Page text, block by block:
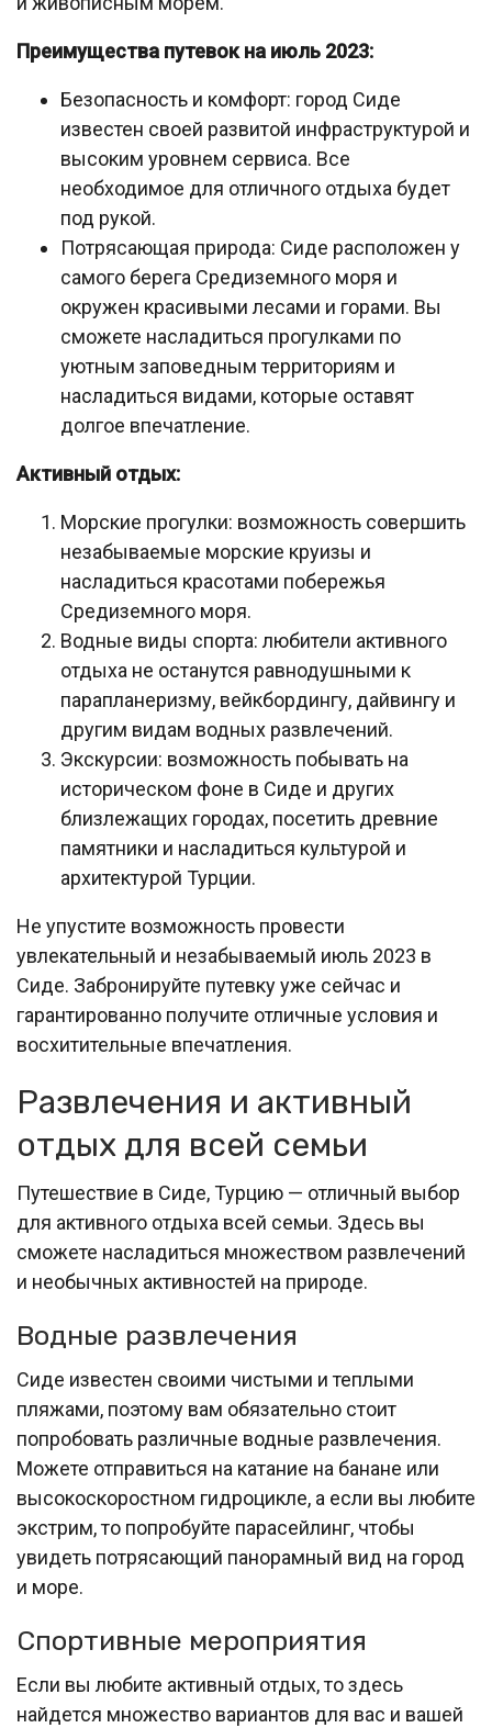
Преимущества путевок на июль 2023:
Безопасность и комфорт: город Сиде
известен своей развитой инфраструктурой и
высоким уровнем сервиса. Все
необходимое для отличного отдыха будет
под рукой.
Потрясающая природа: Сиде расположен у
самого берега Средиземного моря и
окружен красивыми лесами и горами. Вы
сможете насладиться прогулками по
уютным заповедным территориям и
насладиться видами, которые оставят
долгое впечатление.
Активный отдых:
Морские прогулки: возможность совершить
незабываемые морские круизы и
насладиться красотами побережья
Средиземного моря.
Водные виды спорта: любители активного
отдыха не останутся равнодушными к
парапланеризму, вейкбордингу, дайвингу и
другим видам водных развлечений.
Экскурсии: возможность побывать на
историческом фоне в Сиде и других
близлежащих городах, посетить древние
памятники и насладиться культурой и
архитектурой Турции.
Не упустите возможность провести
увлекательный и незабываемый июль 2023 в
Сиде. Забронируйте путевку уже сейчас и
гарантированно получите отличные условия и
восхитительные впечатления.
Развлечения и активный
отдых для всей семьи
Путешествие в Сиде, Турцию — отличный выбор
для активного отдыха всей семьи. Здесь вы
сможете насладиться множеством развлечений
и необычных активностей на природе.
Водные развлечения
Сиде известен своими чистыми и теплыми
пляжами, поэтому вам обязательно стоит
попробовать различные водные развлечения.
Можете отправиться на катание на банане или
высокоскоростном гидроцикле, а если вы любите
экстрим, то попробуйте парасейлинг, чтобы
увидеть потрясающий панорамный вид на город
и море.
Спортивные мероприятия
Если вы любите активный отдых, то здесь
найдется множество вариантов для вас и вашей